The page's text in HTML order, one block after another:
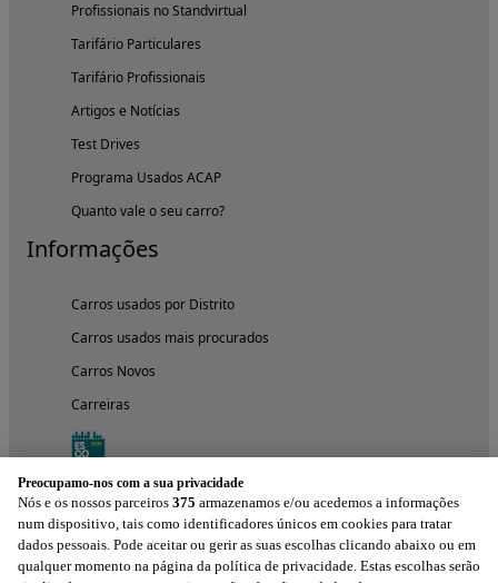
Profissionais no Standvirtual
Tarifário Particulares
Tarifário Profissionais
Artigos e Notícias
Test Drives
Programa Usados ACAP
Quanto vale o seu carro?
Informações
Carros usados por Distrito
Carros usados mais procurados
Carros Novos
Carreiras
Preocupamo-nos com a sua privacidade
Nós e os nossos parceiros 375 armazenamos e/ou acedemos a informações
num dispositivo, tais como identificadores únicos em cookies para tratar
dados pessoais. Pode aceitar ou gerir as suas escolhas clicando abaixo ou em
qualquer momento na página da política de privacidade. Estas escolhas serão